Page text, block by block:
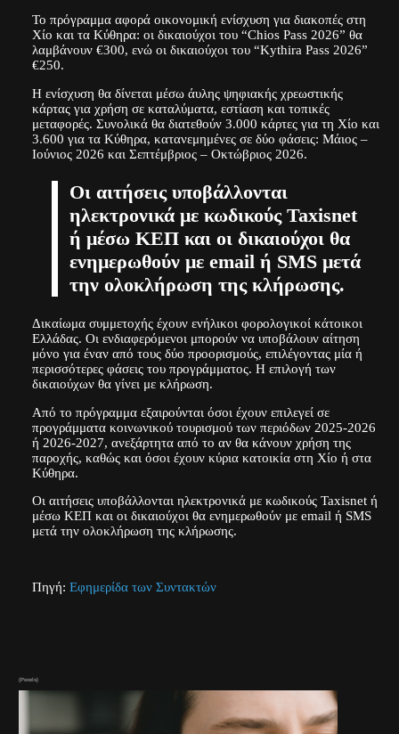
Το πρόγραμμα αφορά οικονομική ενίσχυση για διακοπές στη
Χίο και τα Κύθηρα: οι δικαιούχοι του “Chios Pass 2026” θα
λαμβάνουν €300, ενώ οι δικαιούχοι του “Kythira Pass 2026”
€250.
Η ενίσχυση θα δίνεται μέσω άυλης ψηφιακής χρεωστικής
κάρτας για χρήση σε καταλύματα, εστίαση και τοπικές
μεταφορές. Συνολικά θα διατεθούν 3.000 κάρτες για τη Χίο και
3.600 για τα Κύθηρα, κατανεμημένες σε δύο φάσεις: Μάιος –
Ιούνιος 2026 και Σεπτέμβριος – Οκτώβριος 2026.
Οι αιτήσεις υποβάλλονται
ηλεκτρονικά με κωδικούς Taxisnet
ή μέσω ΚΕΠ και οι δικαιούχοι θα
ενημερωθούν με email ή SMS μετά
την ολοκλήρωση της κλήρωσης.
Δικαίωμα συμμετοχής έχουν ενήλικοι φορολογικοί κάτοικοι
Ελλάδας. Οι ενδιαφερόμενοι μπορούν να υποβάλουν αίτηση
μόνο για έναν από τους δύο προορισμούς, επιλέγοντας μία ή
περισσότερες φάσεις του προγράμματος. Η επιλογή των
δικαιούχων θα γίνει με κλήρωση.
Από το πρόγραμμα εξαιρούνται όσοι έχουν επιλεγεί σε
προγράμματα κοινωνικού τουρισμού των περιόδων 2025-2026
ή 2026-2027, ανεξάρτητα από το αν θα κάνουν χρήση της
παροχής, καθώς και όσοι έχουν κύρια κατοικία στη Χίο ή στα
Κύθηρα.
Οι αιτήσεις υποβάλλονται ηλεκτρονικά με κωδικούς Taxisnet ή
μέσω ΚΕΠ και οι δικαιούχοι θα ενημερωθούν με email ή SMS
μετά την ολοκλήρωση της κλήρωσης.
Πηγή: Εφημερίδα των Συντακτών
(Pexels)